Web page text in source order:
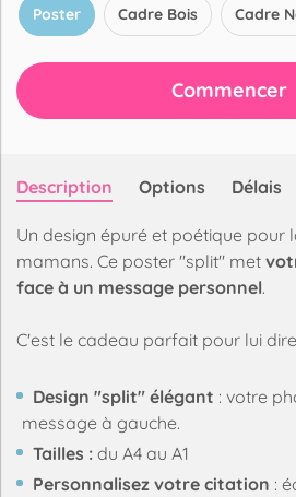
Poster Cadre Bois Cadre
Commencer
Description Options Délais
Un design épuré et poétique pour
mamans. Ce poster "split" met
face à un message personnel.
C'est le cadeau parfait pour lui
Design "split" élégant : votre
message à gauche.
Tailles : du A4 au A1
Personnalisez votre citation :